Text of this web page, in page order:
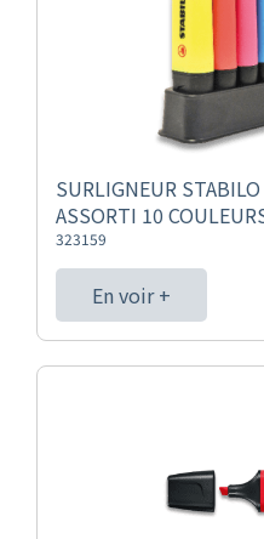
SURLIGNEUR
ASSORTI 10
323159
En voir +